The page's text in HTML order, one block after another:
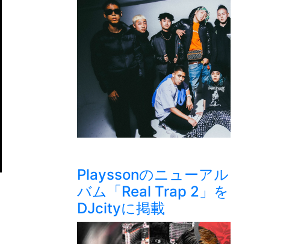
Playssonのニューアル
バム「Real Trap 2」を
DJcityに掲載